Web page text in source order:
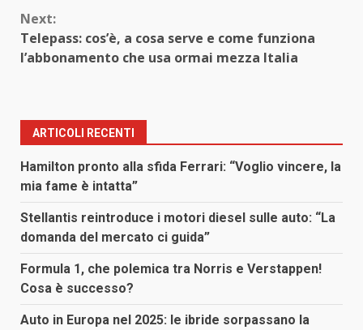
Next:
Telepass: cos’è, a cosa serve e come funziona
l’abbonamento che usa ormai mezza Italia
ARTICOLI RECENTI
Hamilton pronto alla sfida Ferrari: “Voglio vincere, la
mia fame è intatta”
Stellantis reintroduce i motori diesel sulle auto: “La
domanda del mercato ci guida”
Formula 1, che polemica tra Norris e Verstappen!
Cosa è successo?
Auto in Europa nel 2025: le ibride sorpassano la